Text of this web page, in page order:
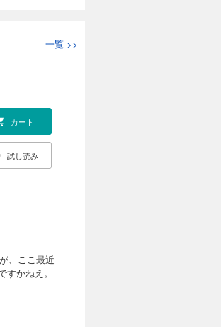
一覧 >>
カート
試し読み
、ここ最近
かねえ。